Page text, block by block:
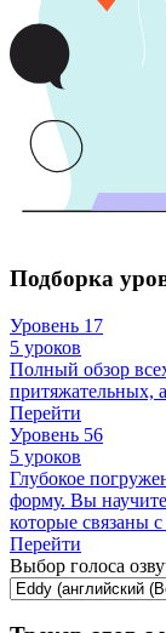
Подборка
Уровень 17
5 уроков
Полный обзор
притяжательных,
Перейти
Уровень 56
5 уроков
Глубокое
форму. Вы
которые связаны
Перейти
Выбор голоса